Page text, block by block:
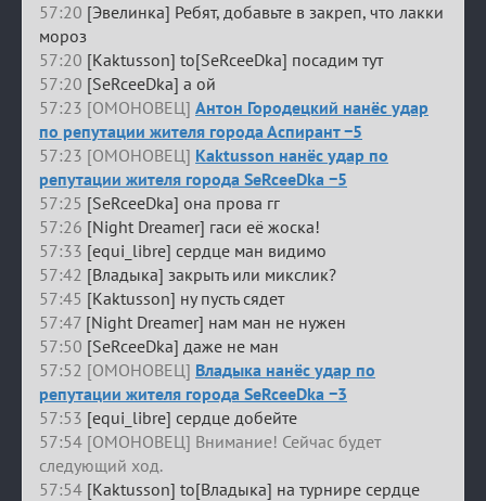
57:20 [Эвелинка] Ребят, добавьте в закреп, что лакки
мороз
57:20 [Kaktusson] to[SeRceeDka] посадим тут
57:20 [SeRceeDka] а ой
57:23 [ОМОНОВЕЦ] Антон Городецкий нанёс удар
по репутации жителя города Аспирант −5
57:23 [ОМОНОВЕЦ] Kaktusson нанёс удар по
репутации жителя города SeRceeDka −5
57:25 [SeRceeDka] она прова гг
57:26 [Night Dreamer] гаси её жоска!
57:33 [equi_libre] сердце ман видимо
57:42 [Владыка] закрыть или микслик?
57:45 [Kaktusson] ну пусть сядет
57:47 [Night Dreamer] нам ман не нужен
57:50 [SeRceeDka] даже не ман
57:52 [ОМОНОВЕЦ] Владыка нанёс удар по
репутации жителя города SeRceeDka −3
57:53 [equi_libre] сердце добейте
57:54 [ОМОНОВЕЦ] Внимание! Сейчас будет
следующий ход.
57:54 [Kaktusson] to[Владыка] на турнире сердце